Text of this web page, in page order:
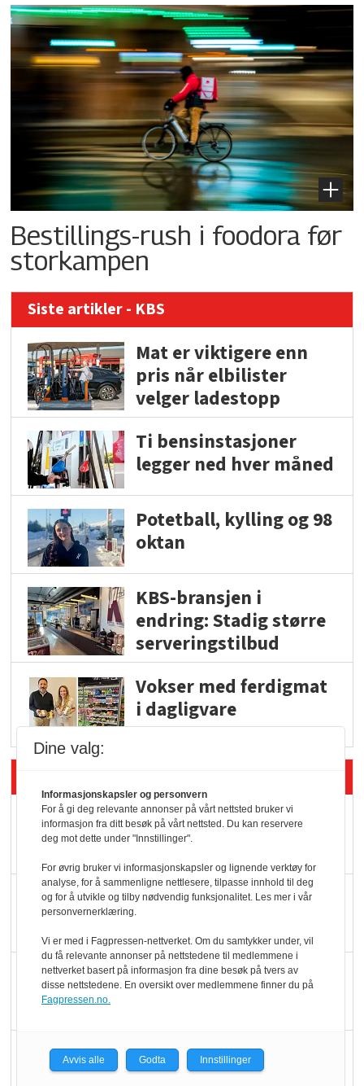
Bestillings-rush i foodora før
storkampen
Siste artikler - KBS
Mat er viktigere enn
pris når elbilister
velger ladestopp
Ti bensinstasjoner
legger ned hver måned
Potetball, kylling og 98
oktan
KBS-bransjen i
endring: Stadig større
serveringstilbud
Vokser med ferdigmat
i dagligvare
Rema-flaggskip
dundrer videre
Slik opprettholdes
ølsalget
Færre varer, men fulle
KI lager mat i butikken
Dine valg:
Informasjonskapsler og personvern
For å gi deg relevante annonser på vårt nettsted bruker vi
informasjon fra ditt besøk på vårt nettsted. Du kan reservere
deg mot dette under "Innstillinger".
For øvrig bruker vi informasjonskapsler og lignende verktøy for
analyse, for å sammenligne nettlesere, tilpasse innhold til deg
og for å utvikle og tilby nødvendig funksjonalitet. Les mer i vår
personvernerklæring.
Vi er med i Fagpressen-nettverket. Om du samtykker under, vil
du få relevante annonser på nettstedene til medlemmene i
nettverket basert på informasjon fra dine besøk på tvers av
disse nettstedene. En oversikt over medlemmene finner du på
Fagpressen.no.
Avvis alle Godta Innstillinger